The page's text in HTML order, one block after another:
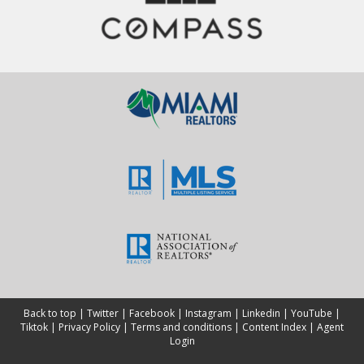
personalizada adaptada a tus necesidades financieras
específicas. ¡Tu futuro financiero comienza hoy!
Back to top | Twitter | Facebook | Instagram | Linkedin | YouTube |
Tiktok | Privacy Policy | Terms and conditions | Content Index | Agent
Login